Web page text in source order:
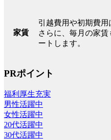
家賃
引越費用や初期費用
さらに、毎月の家
ートします。
PRポイント
福利厚生充実
男性活躍中
女性活躍中
20代活躍中
30代活躍中